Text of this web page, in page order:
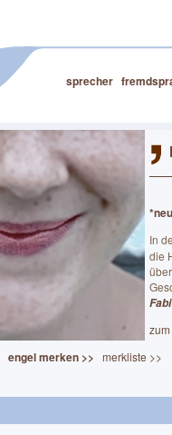
sprecher
In
die
engel merken >> merkliste >>